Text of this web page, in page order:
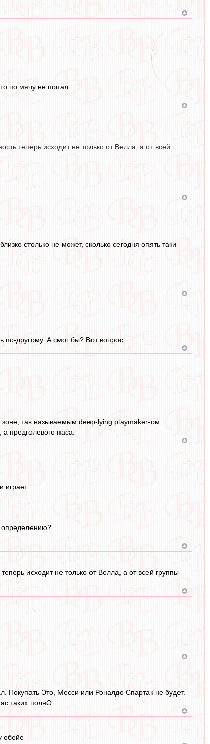
по мячу не попал.
теперь исходит не только от Велла, а от всей
столько не может, сколько сегодня опять таки
по-другому. А смог бы? Вот вопрос.
так называемым deep-lying playmaker-ом
предголевого паса.
играет.
определению?
исходит не только от Велла, а от всей группы
Покупать Это, Месси или Роналдо Спартак не будет.
таких полнО.
обейе